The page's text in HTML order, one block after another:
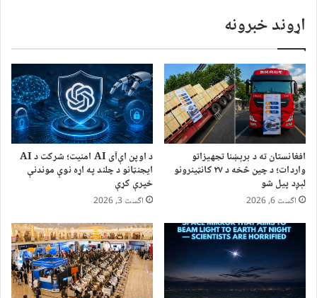
اړوند خبرونه
افغانستان ته د برېښنا تجهیزاتو
واردات؛ د چین څخه د ۲۷ کانټینرونو
لېږد پیل شو
اگست 6, 2026
د اوپن اې‌آی AI امنیت؛ شرکت د AI
ایجنټانو د چلند په اړه نوې موندنې
خپرې کړې
اگست 3, 2026